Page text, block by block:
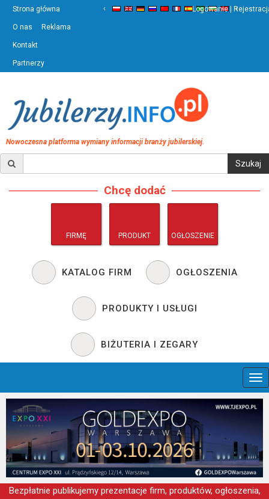
Strona główna
O nas Reklama
Kontakt
Partnerzy
‹ ›
Logowanie |
Nowoczesna platforma wymiany informacji branży jubilerskiej.
Chcę dodać
FIRMĘ PRODUKT OGŁOSZENIE
KATALOG FIRM OGŁOSZENIA
PRODUKTY I USŁUGI
BIŻUTERIA I ZEGARY
Bezpłatnie publikujemy prezentacje firm, produktów, ogłoszenia,